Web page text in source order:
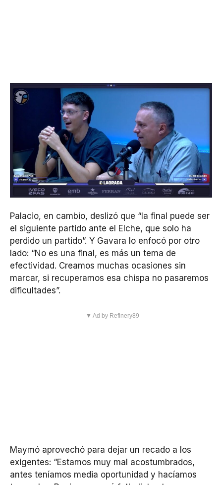
Palacio, en cambio, deslizó que “la final puede ser
el siguiente partido ante el Elche, que solo ha
perdido un partido”. Y Gavara lo enfocó por otro
lado: “No es una final, es más un tema de
efectividad. Creamos muchas ocasiones sin
marcar, si recuperamos esa chispa no pasaremos
dificultades”.
▼ Ad by Refinery89
Maymó aprovechó para dejar un recado a los
exigentes: “Estamos muy mal acostumbrados,
antes teníamos media oportunidad y hacíamos